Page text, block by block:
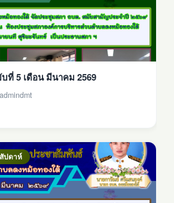
ที่ 5 เดือน มีนาคม 2569
admindmt
ปดาห์